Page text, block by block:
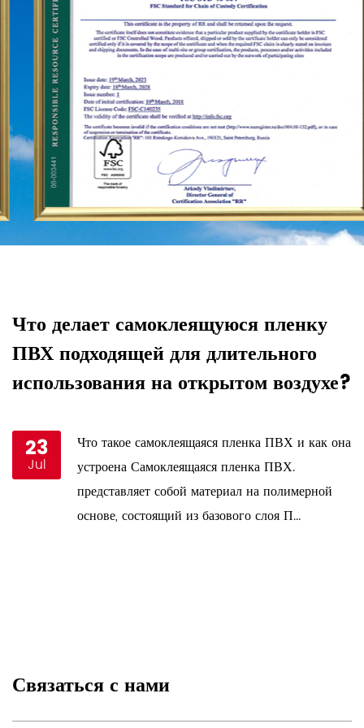
Азию, Европу, Америку, Африку и другие регионы, и
стали долгосрочным стабильным поставщиком.
Что делает самоклеящуюся пленку
ПВХ подходящей для длительного
использования на открытом воздухе?
23
Jul
Что такое самоклеящаяся пленка ПВХ и как она
устроена Самоклеящаяся пленка ПВХ.
представляет собой материал на полимерной
основе, состоящий из базового слоя П...
Связаться с нами